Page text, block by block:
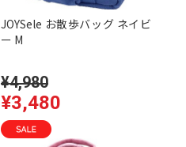
JOYSele お散歩バッグ ネイビ
ー M
¥4,980
¥3,480